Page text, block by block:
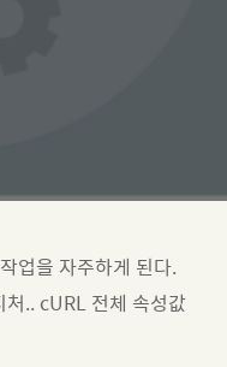
업을 자주하게 된다.
.. cURL 전체 속성값